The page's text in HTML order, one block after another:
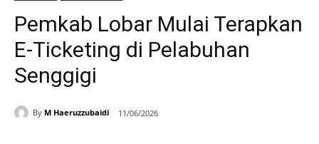
Pemkab Lobar Mulai Terapkan
E-Ticketing di Pelabuhan
Senggigi
By M Haeruzzubaidi 11/06/2026